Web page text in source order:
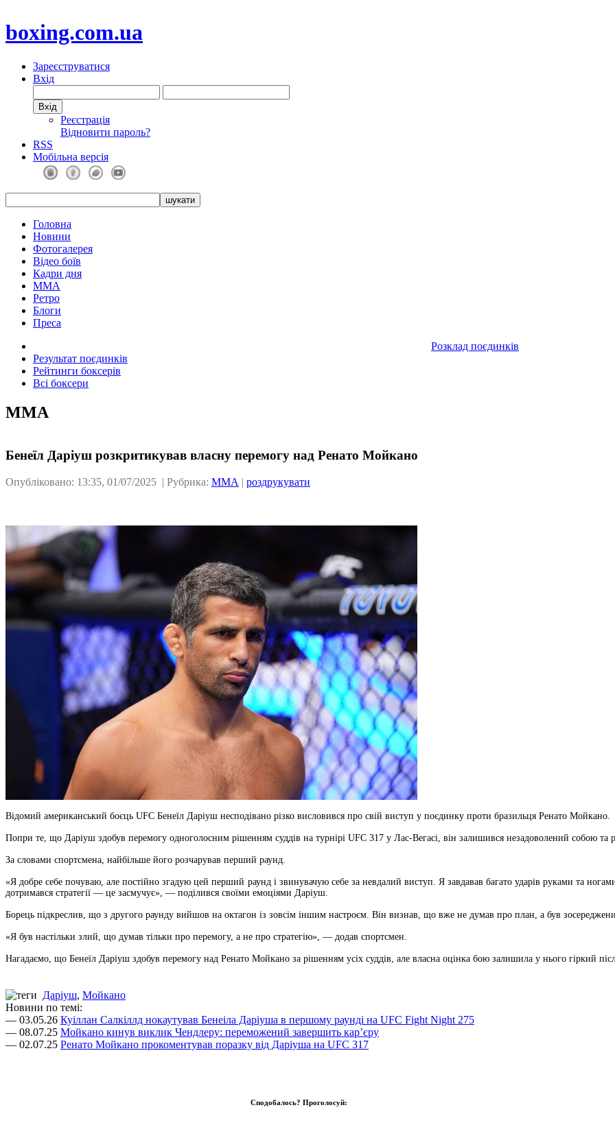
boxing.com.ua
Зареєструватися
Вхід
Реєстрація
Відновити пароль?
RSS
Мобільна версія
Головна
Новини
Фотогалерея
Відео боїв
Кадри дня
ММА
Ретро
Блоги
Преса
Розклад поєдинків
Результат поєдинків
Рейтинги боксерів
Всі боксери
ММА
Бенеїл Даріуш розкритикував власну перемогу над Ренато Мойкано
Опубліковано: 13:35, 01/07/2025 | Рубрика: ММА | роздрукувати
Відомий американський боєць UFC Бенеїл Даріуш несподівано різко висловився про свій виступ у поєдинку проти бразильця Ренато Мойкано.
Попри те, що Даріуш здобув перемогу одноголосним рішенням суддів на турнірі UFC 317 у Лас-Вегасі, він залишився незадоволений собою та
За словами спортсмена, найбільше його розчарував перший раунд.
«Я добре себе почуваю, але постійно згадую цей перший раунд і звинувачую себе за невдалий виступ. Я завдавав багато ударів руками та
дотримався стратегії — це засмучує», — поділився своїми емоціями Даріуш.
Борець підкреслив, що з другого раунду вийшов на октагон із зовсім іншим настроєм. Він визнав, що вже не думав про план, а був
«Я був настільки злий, що думав тільки про перемогу, а не про стратегію», — додав спортсмен.
Нагадаємо, що Бенеїл Даріуш здобув перемогу над Ренато Мойкано за рішенням усіх суддів, але власна оцінка бою залишила у нього гіркий
Даріуш, Мойкано
Новини по темі:
— 03.05.26 Куіллан Салкіллд нокаутував Бенеіла Даріуша в першому раунді на UFC Fight Night 275
— 08.07.25 Мойкано кинув виклик Чендлеру: переможений завершить кар’єру
— 02.07.25 Ренато Мойкано прокоментував поразку від Даріуша на UFC 317
Сподобалось? Проголосуй: